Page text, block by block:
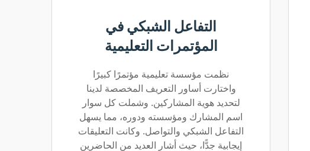
التفاعل الشبكي في
المؤتمرات التعليمية
نظمت مؤسسة تعليمية مؤتمرًا كبيرًا
واختارت أساور التعريف المخصصة لدينا
لتحديد هوية المشاركين. وشملت كل سوار
اسم المشارك ومؤسسته ودوره، مما يسهل
التفاعل الشبكي والتواصل. وكانت التعليقات
إيجابية جدًّا، حيث أشار العديد من الحاضرين